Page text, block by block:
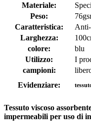
Materiale:
Peso:
Caratteristica:
Larghezza:
colore:
blu
Utilizzo:
I
campioni:
Evidenziare:
Tessuto viscoso
impermeabili per uso di